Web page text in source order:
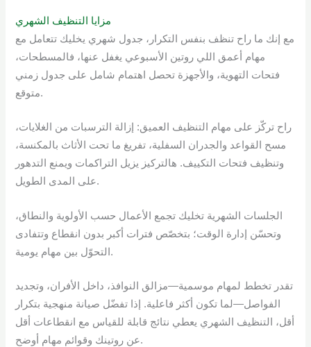
مزايا التنظيف الشهري
مع إنك ما راح تنظف بنفس التكرار، جدول شهري يخليك تتعامل مع
مهام أعمق اللي روتين الأسبوعي يغفل عنها، فالمسطحات،
فتحات التهوية، والأجهزة تحصل اهتمام شامل على جدول زمني
متوقع.
راح تركّز على مهام التنظيف العميق: إزالة الترسبات من الغلايات،
مسح القواعد والجدران السفلية، تفريغ ما تحت الأثاث بالمكنسة،
وتنظيف فتحات التكييف. هالتركيز يزيل التراكمات ويمنع التدهور
على المدى الطويل.
الجلسات الشهرية تخليك تجمع الأعمال حسب الأولوية والنطاق،
وتحسّن إدارة الوقت؛ بتخصّص فترات أكبر بدون انقطاع وتتفادى
التحوّل بين مهام يومية.
تقدر تخطط لمهام موسمية—مزالق النوافذ، داخل الأفران، وتجديد
الفواصل—لما تكون أكثر فاعلية. إذا تفضّل صيانة منهجية بتكرار
أقل، التنظيف الشهري يعطي نتائج قابلة للقياس مع انقطاعات أقل
عن روتينك وقوائم مهام أوضح.